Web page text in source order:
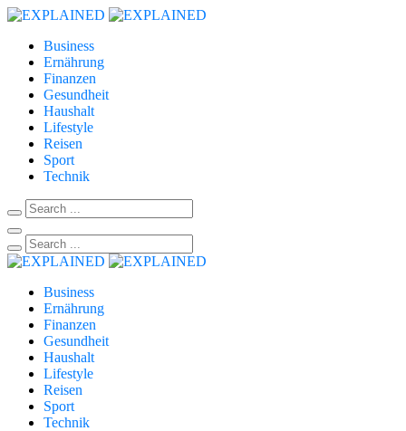
Business
Ernährung
Finanzen
Gesundheit
Haushalt
Lifestyle
Reisen
Sport
Technik
Business
Ernährung
Finanzen
Gesundheit
Haushalt
Lifestyle
Reisen
Sport
Technik